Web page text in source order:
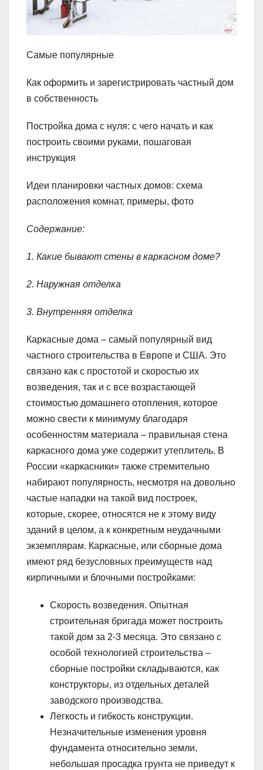
Самые популярные
Как оформить и зарегистрировать частный дом
в собственность
Постройка дома с нуля: с чего начать и как
построить своими руками, пошаговая
инструкция
Идеи планировки частных домов: схема
расположения комнат, примеры, фото
Содержание:
1. Какие бывают стены в каркасном доме?
2. Наружная отделка
3. Внутренняя отделка
Каркасные дома – самый популярный вид
частного строительства в Европе и США. Это
связано как с простотой и скоростью их
возведения, так и с все возрастающей
стоимостью домашнего отопления, которое
можно свести к минимуму благодаря
особенностям материала – правильная стена
каркасного дома уже содержит утеплитель. В
России «каркасники» также стремительно
набирают популярность, несмотря на довольно
частые нападки на такой вид построек,
которые, скорее, относятся не к этому виду
зданий в целом, а к конкретным неудачными
экземплярам. Каркасные, или сборные дома
имеют ряд безусловных преимуществ над
кирпичными и блочными постройками:
Скорость возведения. Опытная
строительная бригада может построить
такой дом за 2-3 месяца. Это связано с
особой технологией строительства –
сборные постройки складываются, как
конструкторы, из отдельных деталей
заводского производства.
Легкость и гибкость конструкции.
Незначительные изменения уровня
фундамента относительно земли,
небольшая просадка грунта не приведут к